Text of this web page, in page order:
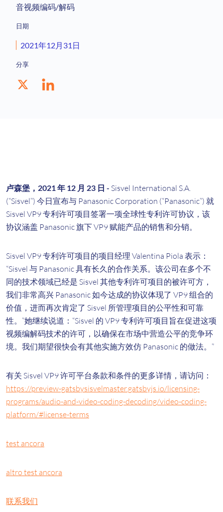
音视频编码/解码
日期
2021年12月31日
分享
卢森堡，2021 年 12 月 23 日 - Sisvel International S.A.
(“Sisvel”) 今日宣布与 Panasonic Corporation (“Panasonic”) 就
Sisvel VP9 专利许可项目签署一项全球性专利许可协议，该
协议涵盖 Panasonic 旗下 VP9 赋能产品的销售和分销。
Sisvel VP9 专利许可项目的项目经理 Valentina Piola 表示：
“Sisvel 与 Panasonic 具有长久的合作关系。该公司在多个不
同的技术领域已经是 Sisvel 其他专利许可项目的被许可方，
我们非常高兴 Panasonic 如今达成的协议体现了 VP9 组合的
价值，进而再次肯定了 Sisvel 所管理项目的公平性和可靠
性。”她继续说道：“Sisvel 的 VP9 专利许可项目旨在促进这项
视频编解码技术的许可，以确保在市场中营造公平的竞争环
境。我们期望很快会有其他实施方效仿 Panasonic 的做法。”
有关 Sisvel VP9 许可平台条款和条件的更多详情，请访问：
https://preview-gatsbysisvelmaster.gatsbyjs.io/licensing-
programs/audio-and-video-coding-decoding/video-coding-
platform/#license-terms
test ancora
altro test ancora
联系我们